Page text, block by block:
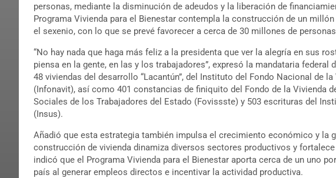
personas, mediante la disminución de adeudos y la liberación de
Programa Vivienda para el Bienestar contempla la construcción de un
el sexenio, con lo que se prevé favorecer a cerca de 30 millones de
“No hay nada que haga más feliz a la presidenta que ver la alegría en sus
piensa en la gente, en las y los trabajadores”, expresó la mandataria federal
48 viviendas del desarrollo “Lacantún”, del Instituto del Fondo Nacional de
(Infonavit), así como 401 constancias de finiquito del Fondo de la Vivienda
Sociales de los Trabajadores del Estado (Fovissste) y 503 escrituras del
(Insus).
Añadió que esta estrategia también impulsa el crecimiento económico y la
construcción de vivienda dinamiza diversos sectores productivos y
indicó que el Programa Vivienda para el Bienestar aporta cerca de un uno
país al generar empleos directos e incentivar la actividad productiva.